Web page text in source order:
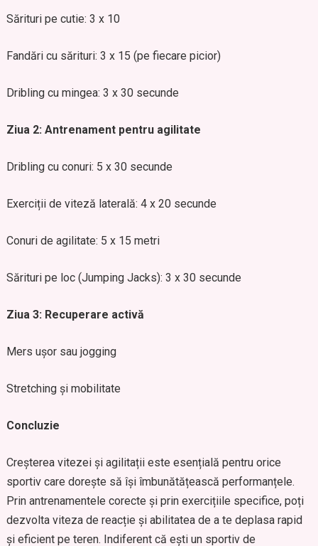
Sărituri pe cutie: 3 x 10
Fandări cu sărituri: 3 x 15 (pe fiecare picior)
Dribling cu mingea: 3 x 30 secunde
Ziua 2: Antrenament pentru agilitate
Dribling cu conuri: 5 x 30 secunde
Exerciții de viteză laterală: 4 x 20 secunde
Conuri de agilitate: 5 x 15 metri
Sărituri pe loc (Jumping Jacks): 3 x 30 secunde
Ziua 3: Recuperare activă
Mers ușor sau jogging
Stretching și mobilitate
Concluzie
Creșterea vitezei și agilitații este esențială pentru orice
sportiv care dorește să își îmbunătățească performanțele.
Prin antrenamentele corecte și prin exercițiile specifice, poți
dezvolta viteza de reacție și abilitatea de a te deplasa rapid
și eficient pe teren. Indiferent că ești un sportiv de